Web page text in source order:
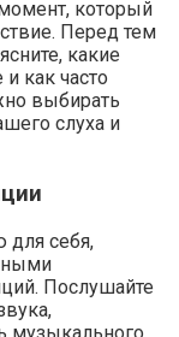
который
Перед тем
какие
как часто
выбирать
слуха и
себя,
Послушайте